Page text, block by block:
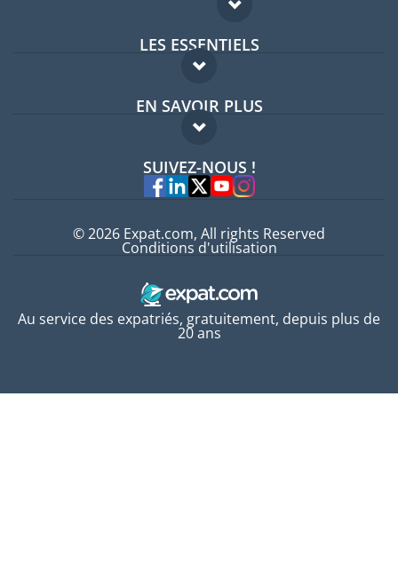
LES ESSENTIELS
Forum expatriés
Guides pays
EN SAVOIR PLUS
FAQ
Experts
SUIVEZ-NOUS !
Au service des expatriés, gratuitement, depuis plus de
20 ans
© 2026 Expat.com, All rights Reserved
Conditions d'utilisation